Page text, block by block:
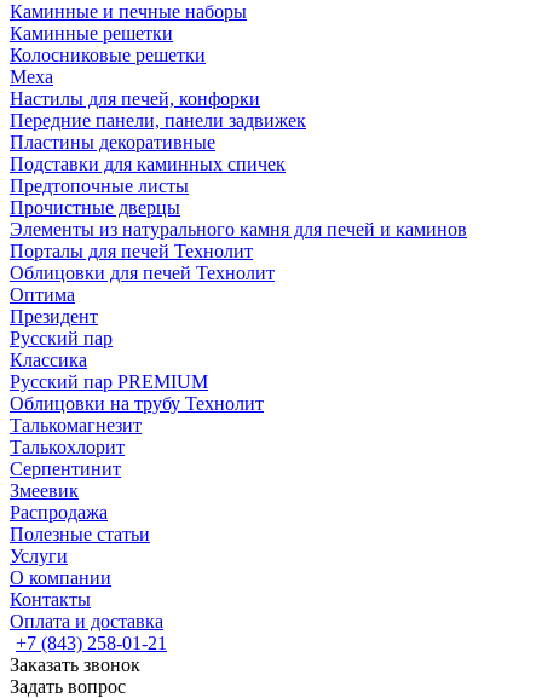
Каминные и печные наборы
Каминные решетки
Колосниковые решетки
Меха
Настилы для печей, конфорки
Передние панели, панели задвижек
Пластины декоративные
Подставки для каминных спичек
Предтопочные листы
Прочистные дверцы
Элементы из натурального камня для печей и каминов
Порталы для печей Технолит
Облицовки для печей Технолит
Оптима
Президент
Русский пар
Классика
Русский пар PREMIUM
Облицовки на трубу Технолит
Талькомагнезит
Талькохлорит
Серпентинит
Змеевик
Распродажа
Полезные статьи
Услуги
О компании
Контакты
Оплата и доставка
+7 (843) 258-01-21
Заказать звонок
Задать вопрос